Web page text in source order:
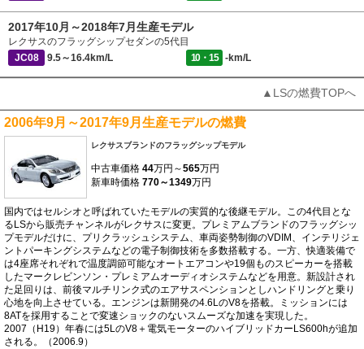
2017年10月～2018年7月生産モデル
レクサスのフラッグシップセダンの5代目
JC08
9.5～16.4km/L 10・15 -km/L
▲LSの燃費TOPへ
2006年9月～2017年9月生産モデルの燃費
レクサスブランドのフラッグシップモデル
中古車価格 44万円～565万円
新車時価格 770～1349万円
国内ではセルシオと呼ばれていたモデルの実質的な後継モデル。この4代目とな
るLSから販売チャンネルがレクサスに変更。プレミアムブランドのフラッグシッ
プモデルだけに、プリクラッシュシステム、車両姿勢制御のVDIM、インテリジェ
ントパーキングシステムなどの電子制御技術を多数搭載する。一方、快適装備で
は4座席それぞれで温度調節可能なオートエアコンや19個ものスピーカーを搭載
したマークレビンソン・プレミアムオーディオシステムなどを用意。新設計され
た足回りは、前後マルチリンク式のエアサスペンションとしハンドリングと乗り
心地を向上させている。エンジンは新開発の4.6LのV8を搭載。ミッションには
8ATを採用することで変速ショックのないスムーズな加速を実現した。
2007（H19）年春には5LのV8＋電気モーターのハイブリッドカーLS600hが追加
される。（2006.9）